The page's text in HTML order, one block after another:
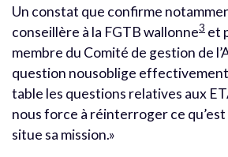
Un constat que confirme
conseillère à la FGTB wallonne3 et
membre du Comité de gestion de
question nousoblige
table les questions relatives aux
nous force à réinterroger ce qu’est
situe sa mission.»